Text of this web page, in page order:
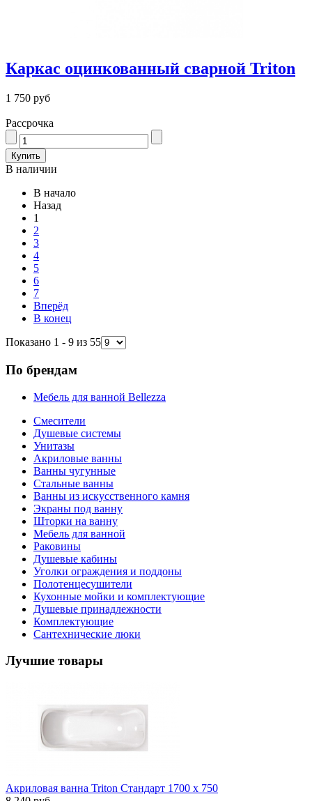
Каркас оцинкованный сварной Triton
1 750 руб
Рассрочка
В наличии
В начало
Назад
1
2
3
4
5
6
7
Вперёд
В конец
Показано 1 - 9 из 55
По брендам
Мебель для ванной Bellezza
Смесители
Душевые системы
Унитазы
Акриловые ванны
Ванны чугунные
Стальные ванны
Ванны из искусственного камня
Экраны под ванну
Шторки на ванну
Мебель для ванной
Раковины
Душевые кабины
Уголки ограждения и поддоны
Полотенцесушители
Кухонные мойки и комплектующие
Душевые принадлежности
Комплектующие
Сантехнические люки
Лучшие товары
Акриловая ванна Triton Стандарт 1700 х 750